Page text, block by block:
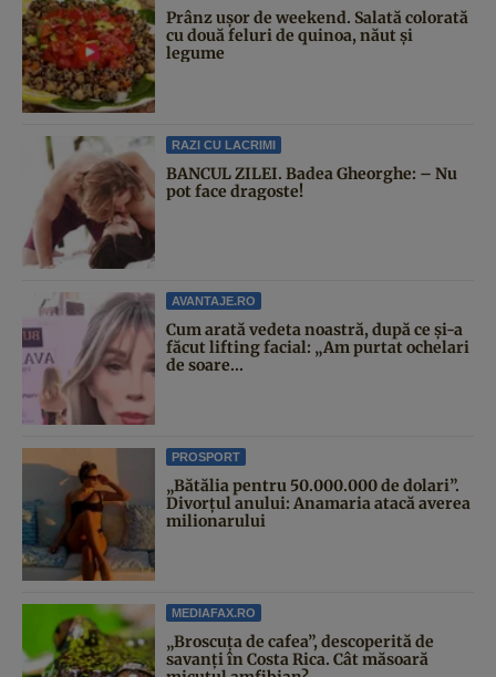
Prânz ușor de weekend. Salată colorată
cu două feluri de quinoa, năut și
legume
RAZI CU LACRIMI
BANCUL ZILEI. Badea Gheorghe: – Nu
pot face dragoste!
AVANTAJE.RO
Cum arată vedeta noastră, după ce și-a
făcut lifting facial: „Am purtat ochelari
de soare...
PROSPORT
„Bătălia pentru 50.000.000 de dolari”.
Divorțul anului: Anamaria atacă averea
milionarului
MEDIAFAX.RO
„Broscuța de cafea”, descoperită de
savanți în Costa Rica. Cât măsoară